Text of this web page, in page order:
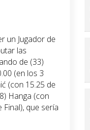
un Jugador de
las
de (33)
(en los 3
(con 15.25 de
Hanga (con
que sería